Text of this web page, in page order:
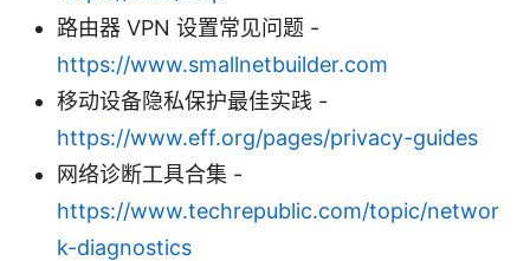
路由器 VPN 设置常见问题 -
https://www.smallnetbuilder.com
移动设备隐私保护最佳实践 -
https://www.eff.org/pages/privacy-guides
网络诊断工具合集 -
https://www.techrepublic.com/topic/networ
k-diagnostics